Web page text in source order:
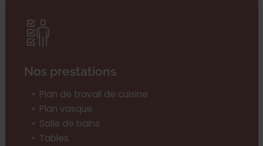
Nos prestations
Plan de travail de cuisine
Plan vasque
Salle de bains
Tables